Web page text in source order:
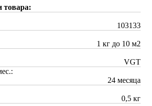
товара:
103133
1 кг до 10 м2
VGT
24 месяца
0,5 кг